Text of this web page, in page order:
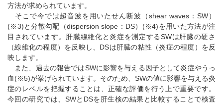
方法が求められています。
そこで今では超音波を用いたせん断波（shear waves：SW）
(※3)と分散勾配（dispersion slope：DS）(※4)を用いた方法が注
目されています。肝臓線維化と炎症を測定するSWは肝臓の硬さ
（線維化の程度）を反映し、DSは肝臓の粘性（炎症の程度）を反
映します。
また、過去の報告ではSWに影響を与える因子として炎症やうっ
血(※5)が挙げられています。そのため、SWの値に影響を与える炎
症のレベルを把握することは、正確な評価を行う上で重要です。
今回の研究では、SWとDSを肝生検の結果と比較することで検査